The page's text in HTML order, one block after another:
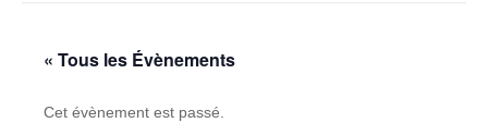
« Tous les Évènements
Cet évènement est passé.